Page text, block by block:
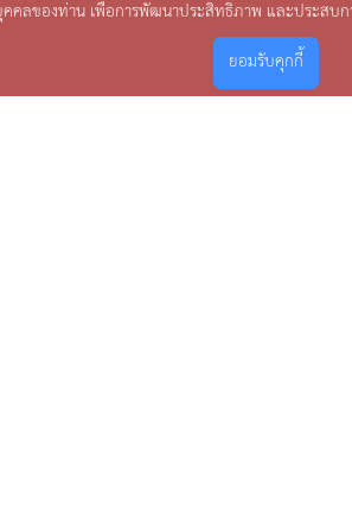
คลของท่าน เพื่อการพัฒนาประสิทธิภาพ และประสบก
ยอมรับคุกกี้